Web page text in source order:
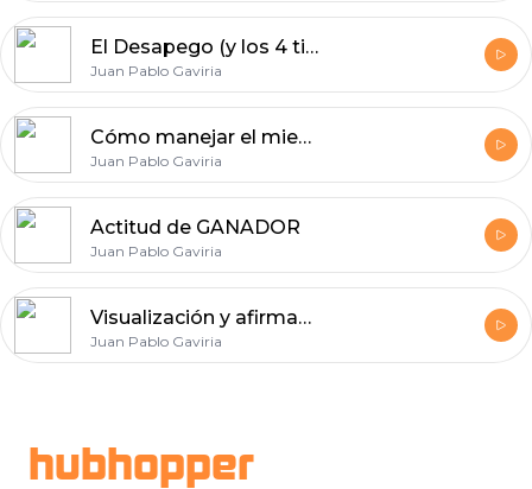
El Desapego (y los 4 tipos de apego)
Juan Pablo Gaviria
Cómo manejar el miedo en momentos de crisis
Juan Pablo Gaviria
Actitud de GANADOR
Juan Pablo Gaviria
Visualización y afirmaciones (Yo Soy). Diseña tu futuro.
Juan Pablo Gaviria
hubhopper